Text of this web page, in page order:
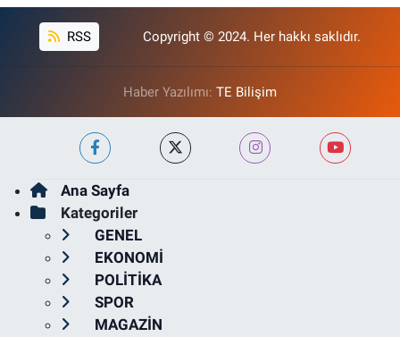
RSS Copyright © 2024. Her hakkı saklıdır.
Haber Yazılımı: TE Bilişim
Ana Sayfa
Kategoriler
GENEL
EKONOMİ
POLİTİKA
SPOR
MAGAZİN